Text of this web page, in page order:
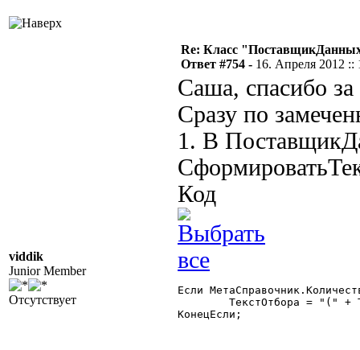
viddik
Junior Member
Отсутствует
Re: Класс
Ответ #754 - 16. Апреля 2012 ::
Саша, спасибо
Сразу по
1. В
Код
Если
КонецЕсли;